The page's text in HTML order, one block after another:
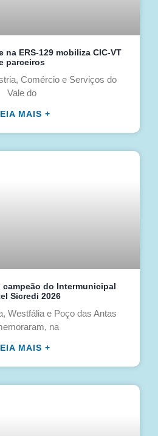
ERS-129 mobiliza CIC-VT
parceiros
Comércio e Serviços do
Vale do
MAIS +
campeão do Intermunicipal
Sicredi 2026
Westfália e Poço das Antas
na
MAIS +